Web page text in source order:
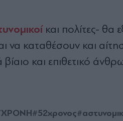
και πολίτες- θα
να καταθέσουν και
βίαιο και επιθετικό
#52χρονος